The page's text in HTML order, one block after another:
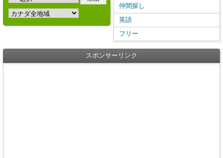
仲間探し
英語
フリー
スポンサーリンク